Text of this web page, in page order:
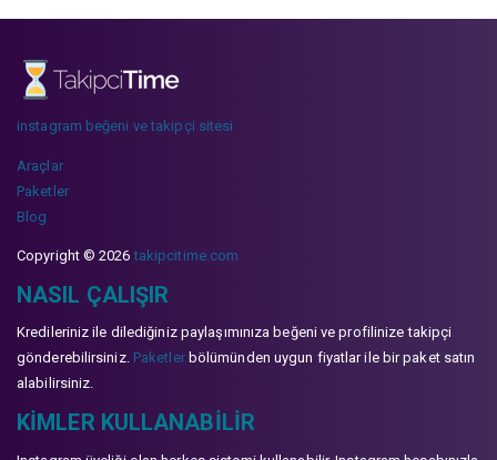
instagram beğeni ve takipçi sitesi
Araçlar
Paketler
Blog
Copyright © 2026takipcitime.com
NASIL ÇALIŞIR
Kredileriniz ile dilediğiniz paylaşımınıza beğeni ve profilinize takipçi
gönderebilirsiniz. Paketlerbölümünden uygun fiyatlar ile bir paket satın
alabilirsiniz.
KIMLER KULLANABILIR